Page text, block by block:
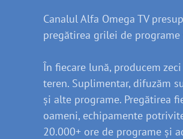
Canalul Alfa Omega TV
pregătirea grilei de
În fiecare lună, producem
teren. Suplimentar, difuzăm
și alte programe. Pregătirea
oameni, echipamente
20.000+ ore de programe și